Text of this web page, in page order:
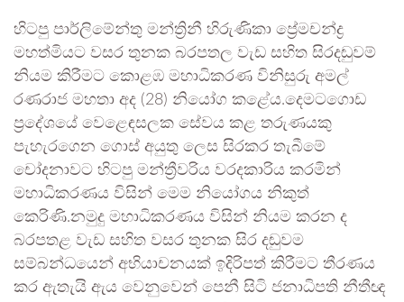
හිටපු පාර්ලිමේන්තු මන්ත්‍රිනී හිරුණිකා ප්‍රේමචන්ද්‍ර
මහත්මියට වසර තුනක බරපතල වැඩ සහිත සිරදඬුවම්
නියම කිරීමට කොළඹ මහාධිකරණ විනිසුරු අමල්
රණරාජ මහතා අද (28) නියෝග කළේය.දෙමටගොඩ
ප්‍රදේශයේ වෙළෙඳසලක සේවය කළ තරුණයකු
පැහැරගෙන ගොස් අයුතු ලෙස සිරකර තැබීමේ
චෝදනාවට හිටපු මන්ත්‍රීවරිය වරදකාරිය කරමින්
මහාධිකරණය විසින් මෙම නියෝගය නිකුත්
කෙරිණි.නමුදු මහාධිකරණය විසින් නියම කරන ද
බරපතළ වැඩ සහිත වසර තුනක සිර දඬුවම
සම්බන්ධයෙන් අභියාචනයක් ඉදිරිපත් කිරීමට තීරණය
කර ඇතැයි ඇය වෙනුවෙන් පෙනී සිටි ජනාධිපති නීතීඥ